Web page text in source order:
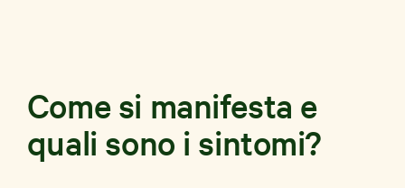
Come si manifesta e
quali sono i sintomi?